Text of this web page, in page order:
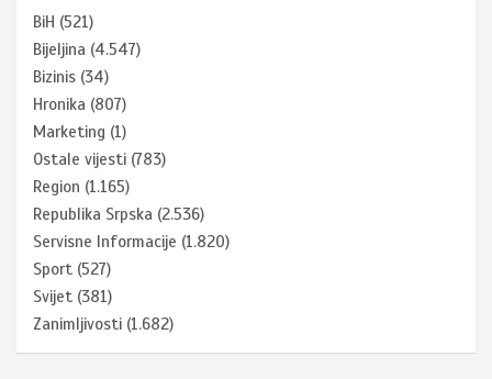
BiH (521)
Bijeljina (4.547)
Bizinis (34)
Hronika (807)
Marketing (1)
Ostale vijesti (783)
Region (1.165)
Republika Srpska (2.536)
Servisne Informacije (1.820)
Sport (527)
Svijet (381)
Zanimljivosti (1.682)